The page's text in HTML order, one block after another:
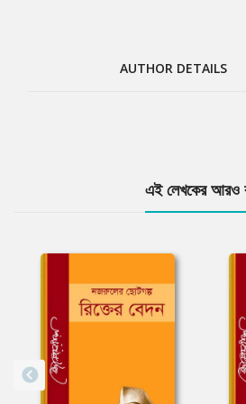
AUTHOR DETAILS
এই লেখকের আরও